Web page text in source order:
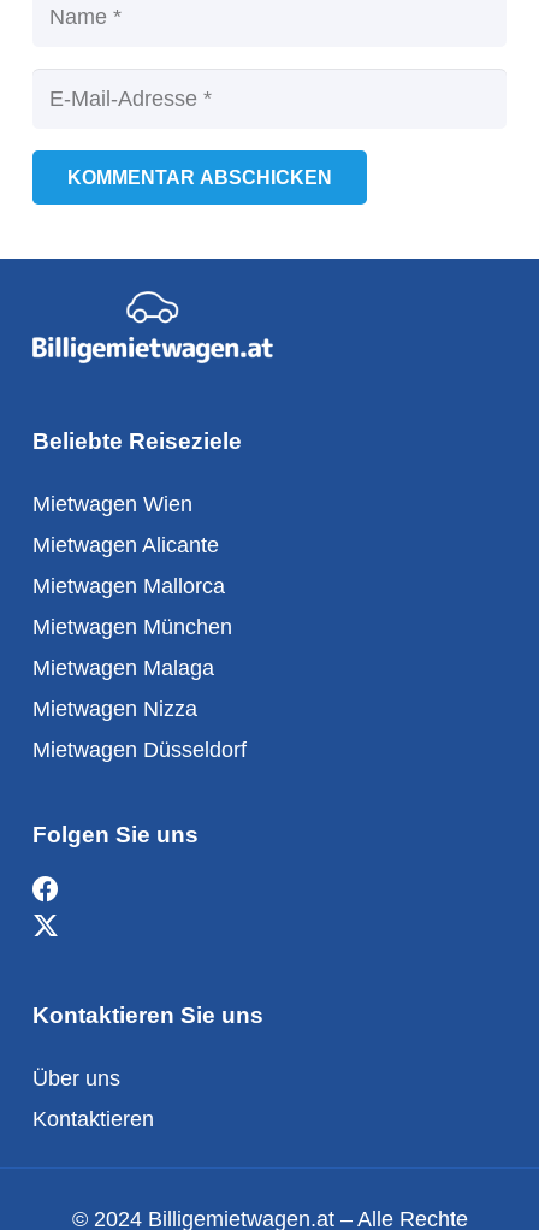
KOMMENTAR ABSCHICKEN
Beliebte Reiseziele
Mietwagen Wien
Mietwagen Alicante
Mietwagen Mallorca
Mietwagen München
Mietwagen Malaga
Mietwagen Nizza
Mietwagen Düsseldorf
Folgen Sie uns
Kontaktieren Sie uns
Über uns
Kontaktieren
© 2024 Billigemietwagen.at – Alle Rechte